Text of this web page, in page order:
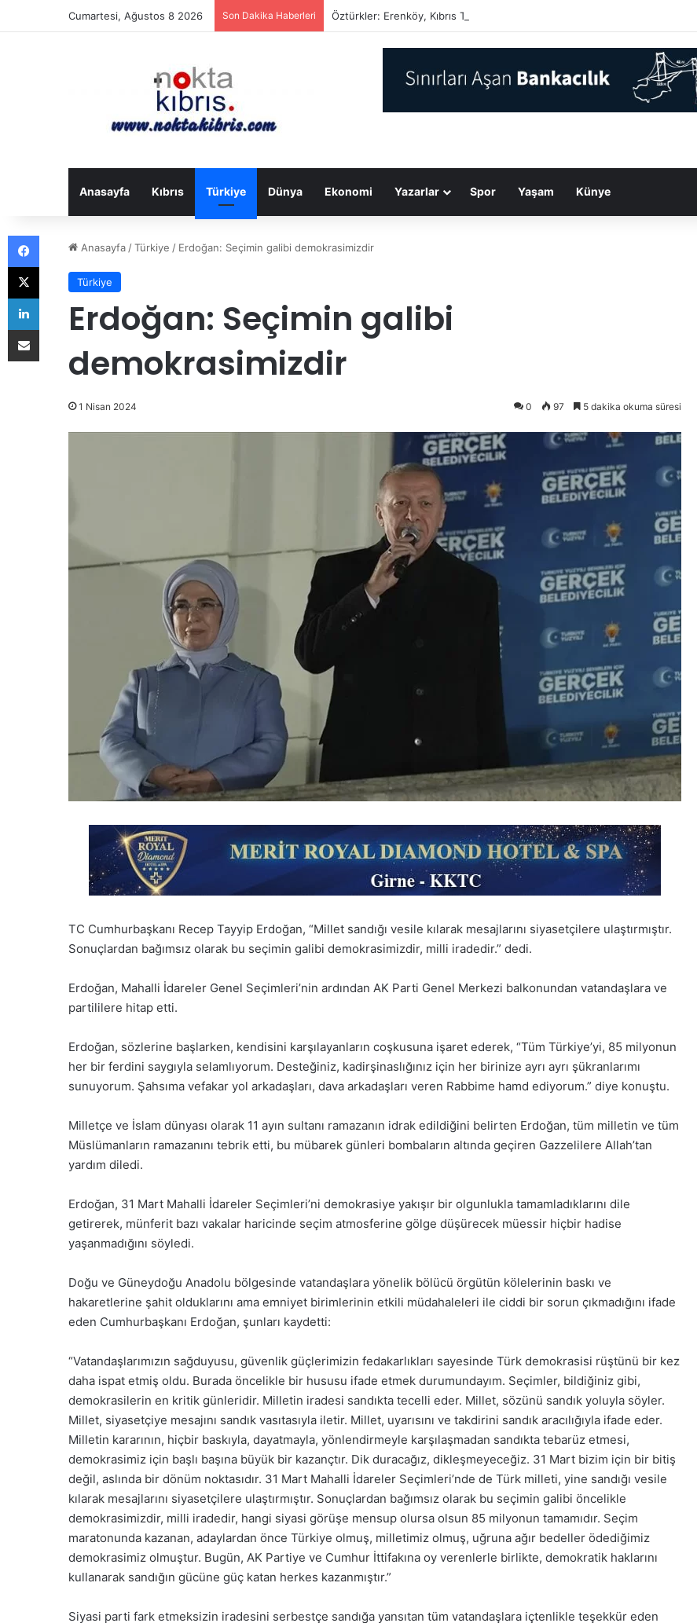
Cumartesi, Ağustos 8 2026 Son Dakika Haberleri Öztürkler: Erenköy, Kıbrıs Türk halkının vatanına vurduğu silinmez mührüdür
Anasayfa Kıbrıs Türkiye Dünya Ekonomi Yazarlar Spor Yaşam Künye
Anasayfa /Türkiye / Erdoğan: Seçimin galibi demokrasimizdir
Türkiye
Erdoğan: Seçimin galibi
demokrasimizdir
1 Nisan 2024 0 97 5 dakika okuma süresi
TC Cumhurbaşkanı Recep Tayyip Erdoğan, “Millet sandığı vesile kılarak mesajlarını siyasetçilere ulaştırmıştır.
Sonuçlardan bağımsız olarak bu seçimin galibi demokrasimizdir, milli iradedir.” dedi.
Erdoğan, Mahalli İdareler Genel Seçimleri’nin ardından AK Parti Genel Merkezi balkonundan vatandaşlara ve
partililere hitap etti.
Erdoğan, sözlerine başlarken, kendisini karşılayanların coşkusuna işaret ederek, “Tüm Türkiye’yi, 85 milyonun
her bir ferdini saygıyla selamlıyorum. Desteğiniz, kadirşinaslığınız için her birinize ayrı ayrı şükranlarımı
sunuyorum. Şahsıma vefakar yol arkadaşları, dava arkadaşları veren Rabbime hamd ediyorum.” diye konuştu.
Milletçe ve İslam dünyası olarak 11 ayın sultanı ramazanın idrak edildiğini belirten Erdoğan, tüm milletin ve tüm
Müslümanların ramazanını tebrik etti, bu mübarek günleri bombaların altında geçiren Gazzelilere Allah’tan
yardım diledi.
Erdoğan, 31 Mart Mahalli İdareler Seçimleri’ni demokrasiye yakışır bir olgunlukla tamamladıklarını dile
getirerek, münferit bazı vakalar haricinde seçim atmosferine gölge düşürecek müessir hiçbir hadise
yaşanmadığını söyledi.
Doğu ve Güneydoğu Anadolu bölgesinde vatandaşlara yönelik bölücü örgütün kölelerinin baskı ve
hakaretlerine şahit olduklarını ama emniyet birimlerinin etkili müdahaleleri ile ciddi bir sorun çıkmadığını ifade
eden Cumhurbaşkanı Erdoğan, şunları kaydetti:
“Vatandaşlarımızın sağduyusu, güvenlik güçlerimizin fedakarlıkları sayesinde Türk demokrasisi rüştünü bir kez
daha ispat etmiş oldu. Burada öncelikle bir hususu ifade etmek durumundayım. Seçimler, bildiğiniz gibi,
demokrasilerin en kritik günleridir. Milletin iradesi sandıkta tecelli eder. Millet, sözünü sandık yoluyla söyler.
Millet, siyasetçiye mesajını sandık vasıtasıyla iletir. Millet, uyarısını ve takdirini sandık aracılığıyla ifade eder.
Milletin kararının, hiçbir baskıyla, dayatmayla, yönlendirmeyle karşılaşmadan sandıkta tebarüz etmesi,
demokrasimiz için başlı başına büyük bir kazançtır. Dik duracağız, dikleşmeyeceğiz. 31 Mart bizim için bir bitiş
değil, aslında bir dönüm noktasıdır. 31 Mart Mahalli İdareler Seçimleri’nde de Türk milleti, yine sandığı vesile
kılarak mesajlarını siyasetçilere ulaştırmıştır. Sonuçlardan bağımsız olarak bu seçimin galibi öncelikle
demokrasimizdir, milli iradedir, hangi siyasi görüşe mensup olursa olsun 85 milyonun tamamıdır. Seçim
maratonunda kazanan, adaylardan önce Türkiye olmuş, milletimiz olmuş, uğruna ağır bedeller ödediğimiz
demokrasimiz olmuştur. Bugün, AK Partiye ve Cumhur İttifakına oy verenlerle birlikte, demokratik haklarını
kullanarak sandığın gücüne güç katan herkes kazanmıştır.”
Siyasi parti fark etmeksizin iradesini serbestçe sandığa yansıtan tüm vatandaşlara içtenlikle teşekkür eden